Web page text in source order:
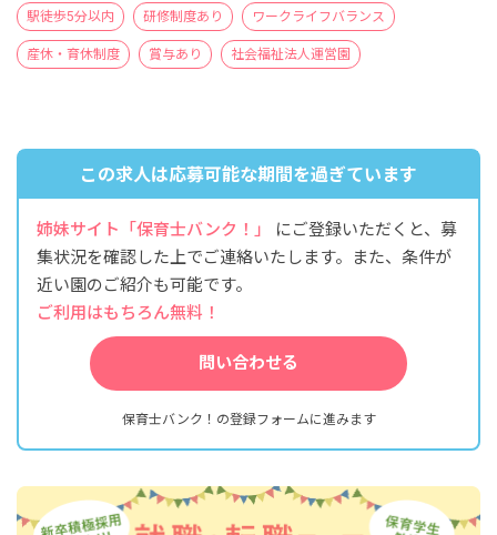
駅徒歩5分以内 研修制度あり ワークライフバランス
産休・育休制度 賞与あり 社会福祉法人運営園
この求人は応募可能な期間を過ぎています
姉妹サイト「保育士バンク！」
にご登録いただくと、募
集状況を確認した上でご連絡いたします。また、条件が
近い園のご紹介も可能です。
ご利用はもちろん無料！
問い合わせる
保育士バンク！の登録フォームに進みます